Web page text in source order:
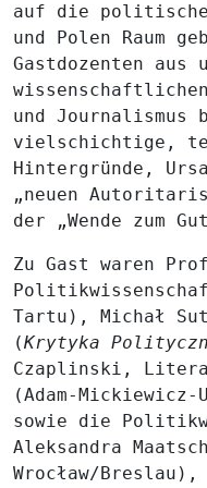
auf die politische
und Polen Raum
Gastdozenten aus
und Journalismus
vielschichtige,
Hintergründe,
„neuen
der „Wende zum
Zu Gast waren
Tartu), Michał
(Krytyka
Czaplinski ,
(Adam-
sowie die
Aleksandra Maatsch
Wrocław/